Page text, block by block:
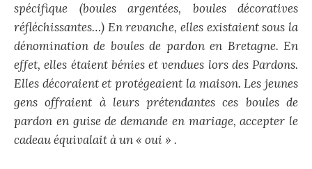
spécifique (boules argentées, boules décoratives
réfléchissantes…) En revanche, elles existaient sous la
dénomination de boules de pardon en Bretagne. En
effet, elles étaient bénies et vendues lors des Pardons.
Elles décoraient et protégeaient la maison. Les jeunes
gens offraient à leurs prétendantes ces boules de
pardon en guise de demande en mariage, accepter le
cadeau équivalait à un « oui » .